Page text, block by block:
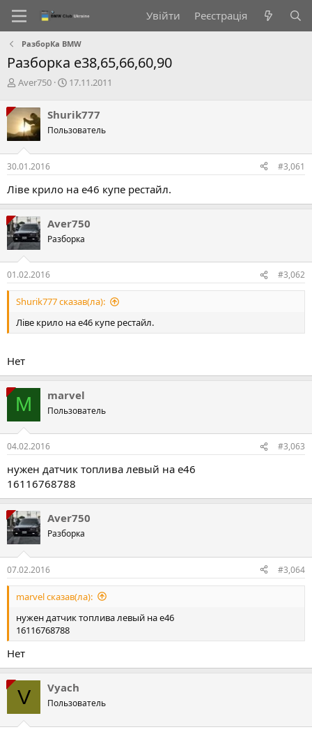
Увійти Реєстрація
РазборКа BMW
Разборка е38,65,66,60,90
А
т
о
р
т
е
м
Aver750
Д
а
с
в
е
н
н
17.11.2011
Shurik777
Пользователь
30.01.2016 #3,061
Ліве крило на е46 купе рестайл.
Aver750
Разборка
01.02.2016 #3,062
Shurik777 сказав(ла):
Ліве крило на е46 купе рестайл.
Нет
M marvel
Пользователь
04.02.2016 #3,063
нужен датчик топлива левый на е46
16116768788
Aver750
Разборка
07.02.2016 #3,064
marvel сказав(ла):
нужен датчик топлива левый на е46
16116768788
Нет
V Vyach
Пользователь